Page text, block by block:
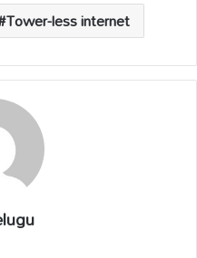
Tower-less internet